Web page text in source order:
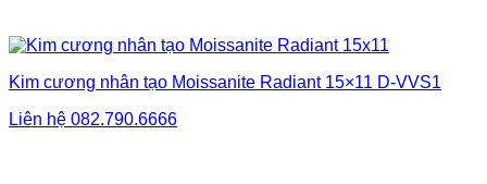
Kim cương nhân tạo Moissanite Radiant 15×11 D-VVS1
Liên hệ 082.790.6666